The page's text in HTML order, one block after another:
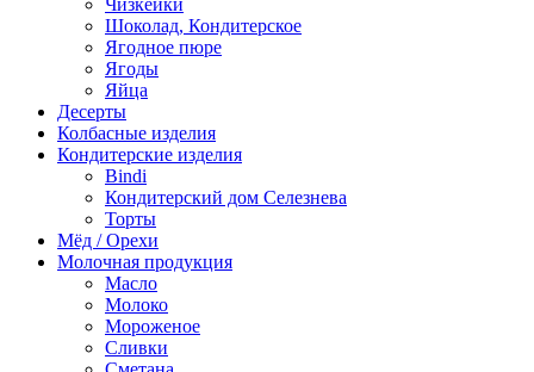
Чизкейки
Шоколад, Кондитерское
Ягодное пюре
Ягоды
Яйца
Десерты
Колбасные изделия
Кондитерские изделия
Bindi
Кондитерский дом Селезнева
Торты
Мёд / Орехи
Молочная продукция
Масло
Молоко
Мороженое
Сливки